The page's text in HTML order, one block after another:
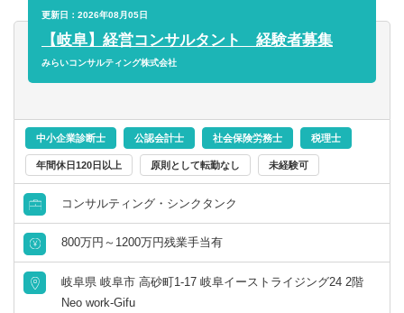
長の”実現”を支援します。事業承継・組織再編の実施により
顕在化するさまざまな経営課題に、公認会計士・税理士・
す。
その他、決算支援、財務顧問、組織再編、M&A業務にも携
わっていただくことができます。
■ココが魅力・やりがい
・「圧倒的なお客さま志向」「当事者意識」「成長志
向」。自己実現の中に社会貢献の要素が多い人材が集結
・「生涯顧客（お客さま）」「チームコンサルティング」
「実行・実現支援」
・お客さまの「計画立案ではなく、成功実現」のために、
更新日：2026年08月05日
【岐阜】経営コンサルタント 経験者募集
みらいコンサルティング株式会社
中小企業診断士 公認会計士 社会保険労務士 税理士
年間休日120日以上 原則として転勤なし 未経験可
コンサルティング・シンクタンク
800万円～1200万円残業手当有
岐阜県 岐阜市 高砂町1-17 岐阜イーストライジング24 2階
Neo work-Gifu
神奈川県
北陸・甲信越
新潟県 富山県
石川県 福井県
山梨県 長野県
東海
すべて選択する
投資銀行系業務
投資事業
経営／企画／管理／事務
すべて選択する
経理